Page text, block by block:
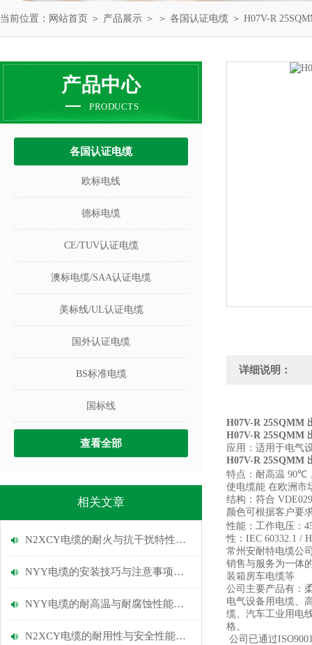
当前位置： 网站首页 ＞ 产品展示 ＞ ＞ 各国认证电缆 ＞ H07V-R
产品中心
PRODUCTS
各国认证电缆
欧标电线
德标电缆
CE/TUV认证电缆
澳标电缆/SAA认证电缆
美标线/UL认证电缆
国外认证电缆
BS标准电缆
国标线
查看全部
相关文章
N2XCY电缆的耐火与抗干扰特性说明
NYY电缆的安装技巧与注意事项说明
NYY电缆的耐高温与耐腐蚀性能优势
N2XCY电缆的耐用性与安全性能探讨
详细说明：
H07V-R 25SQMM
H07V-R 25SQMM
应用： 适用于电气
H07V-R 25SQMM
特点： 耐高温 90℃
使电缆能 在欧洲市
结构： 符合
颜色可根据客户要
性能： 工作电压：
性：IEC 60332.1 /
常州安耐特电缆公
销售与服务为一体
装箱房车电缆等
公司主要产品有：
电气设备用电缆、
缆、汽车工业用电
格。
公司已通过